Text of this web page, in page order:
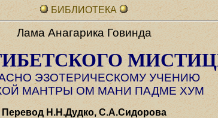
БИБЛИОТЕКА
Лама Анагарика Говинда
ЭЗОТЕРИЧЕСКОМУ УЧЕНИЮ
МАНТРЫ ОМ МАНИ ПАДМЕ ХУМ
Перевод Н.Н.Дудко, С.А.Сидорова